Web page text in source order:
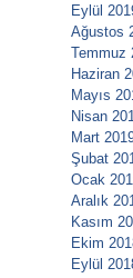
Eylül
Ağustos
Temmuz
Haziran
Mayıs
Nisan
Mart
Şubat
Ocak
Aralık
Kasım
Ekim
Eylül